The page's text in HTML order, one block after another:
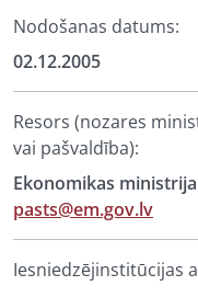
Nodošanas datums:
02.12.2005
Resors (nozares
vai pašvaldība):
Ekonomikas ministrija
pasts@em.gov.lv
Iesniedzējinstitūcijas